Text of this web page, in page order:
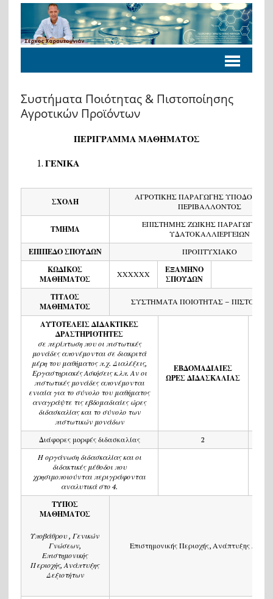
Συστήματα Ποιότητας & Πιστοποίησης
Αγροτικών Προϊόντων
ΠΕΡΙΓΡΑΜΜΑ ΜΑΘΗΜΑΤΟΣ
ΓΕΝΙΚΑ
ΣΧΟΛΗ
ΑΓΡΟΤΙΚΗΣ ΠΑΡΑΓΩΓΗΣ ΥΠΟΔΟΜΩΝ
ΠΕΡΙΒΑΛΛΟΝΤΟΣ
ΤΜΗΜΑ
ΕΠΙΣΤΗΜΗΣ ΖΩΙΚΗΣ ΠΑΡΑΓΩΓΗΣ
ΥΔΑΤΟΚΑΛΛΙΕΡΓΕΙΩΝ
ΕΠΙΠΕΔΟ ΣΠΟΥΔΩΝ
ΠΡΟΠΤΥΧΙΑΚΟ
ΚΩΔΙΚΟΣ
ΜΑΘΗΜΑΤΟΣ
ΧΧΧΧΧΧ
ΕΞΑΜΗΝΟ
ΣΠΟΥΔΩΝ
ΤΙΤΛΟΣ
ΜΑΘΗΜΑΤΟΣ
ΣΥΣΤΗΜΑΤΑ ΠΟΙΟΤΗΤΑΣ –
ΑΥΤΟΤΕΛΕΙΣ ΔΙΔΑΚΤΙΚΕΣ
ΔΡΑΣΤΗΡΙΟΤΗΤΕΣ
σε περίπτωση που οι πιστωτικές
μονάδες απονέμονται σε διακριτά
μέρη του μαθήματος π.χ. Διαλέξεις,
Εργαστηριακές Ασκήσεις κ.λπ. Αν οι
πιστωτικές μονάδες απονέμονται
ενιαία για το σύνολο του μαθήματος
αναγράψτε τις εβδομαδιαίες ώρες
διδασκαλίας και το σύνολο των
πιστωτικών μονάδων
ΕΒΔΟΜΑΔΙΑΙΕΣ
ΩΡΕΣ ΔΙΔΑΣΚΑΛΙΑΣ
Διάφορες μορφές διδασκαλίας
2
Η οργάνωση διδασκαλίας και οι
διδακτικές μέθοδοι που
χρησιμοποιούνται περιγράφονται
αναλυτικά στο 4.
ΤΥΠΟΣ
ΜΑΘΗΜΑΤΟΣ
Υποβάθρου , Γενικών
Γνώσεων,
Επιστημονικής
Περιοχής, Ανάπτυξης
Δεξιοτήτων
Επιστημονικής Περιοχής, Ανάπτυξης